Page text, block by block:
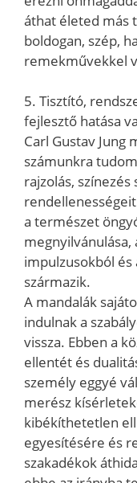
áthat életed más
boldogan, szép,
remekművekkel
5. Tisztító,
fejlesztő hatása
Carl Gustav Jung
számunkra
rajzolás,
a természet
megnyilvánulása,
impulzusokból
származik.
A mandalák
indulnak a
vissza. Ebben a
ellentét és
személy eggyé
merész
kibékíthetetlen
egyesítésére és
szakadékok